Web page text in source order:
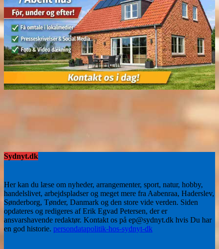
Sydnyt.dk
Her kan du læse om nyheder, arrangementer, sport, natur, hobby,
handelslivet, arbejdspladser og meget mere fra Aabenraa, Haderslev,
Sønderborg, Tønder, Danmark og den store vide verden. Siden
opdateres og redigeres af Erik Egvad Petersen, der er
ansvarshavende redaktør. Kontakt os på ep@sydnyt.dk hvis Du har
en god historie. persondatapolitik-hos-sydnyt-dk